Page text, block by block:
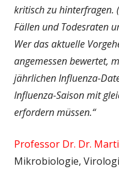
kritisch zu hinterfragen.
Fällen und Todesraten
Wer das aktuelle
angemessen bewertet,
jährlichen Influenza-
Influenza-Saison mit
erfordern müssen.“
Professor Dr. Dr.
Mikrobiologie,